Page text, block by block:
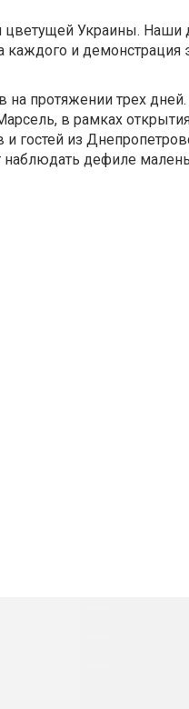
цветущей Украины.
каждого и демонстрация
на протяжении трех
в рамках
гостей из
наблюдать дефиле